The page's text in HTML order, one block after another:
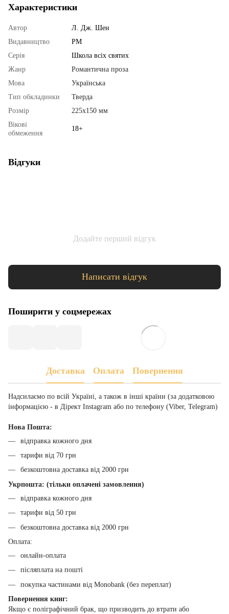
Характеристики
Автор
Л. Дж. Шен
Видавництво
РМ
Серія
Школа всіх святих
Жанр
Романтична проза
Мова
Українська
Тип обкладинки
Тверда
Розмір
225х150 мм
Вікові
обмеження
18+
Відгуки
Додайте перший відгук
Написати відгук
Поширити у соцмережах
Доставка Оплата Повернення
Надсилаємо по всій Україні, а також в інші країни (за додатковою
інформацією - в Дірект Instagram або по телефону (Viber, Telegram)
Нова Пошта:
відправка кожного дня
тарифи від 70 грн
безкоштовна доставка від 2000 грн
Укрпошта: (тільки оплачені замовлення)
відправка кожного дня
тарифи від 50 грн
безкоштовна доставка від 2000 грн
Оплата:
онлайн-оплата
післяплата на пошті
покупка частинами від Monobank (без переплат)
Повернення книг:
Якщо є поліграфічний брак, що призводить до втрати або